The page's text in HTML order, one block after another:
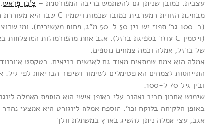
עצבית. כמובן שניתן גם להשתמש בריבה המפורסמת – צָ’בַן פְּרַאש.
(ב-100 גר’ תפוז יש בין 30 ל-50 מ”ג, פחות
(ויטמין C עוזר בספיגת ברזל). אגב אחת מהפורמולות המוצלחות באיורוודה לאנמיה –
של ברזל, אמלה וכמה צמחים נוספים.
ובין גיל 70 ל-100.
שימוש אחרון חביב ואהוב עלי באופן אישי הוא הוספת האמלה
באופן הלקיחה בלוקח וכו’. הוספת אמלה ליוגורט היא אמצעי נהדר
אגב, עצי אמלה ניתן להשיג בארץ במשתלת וולך